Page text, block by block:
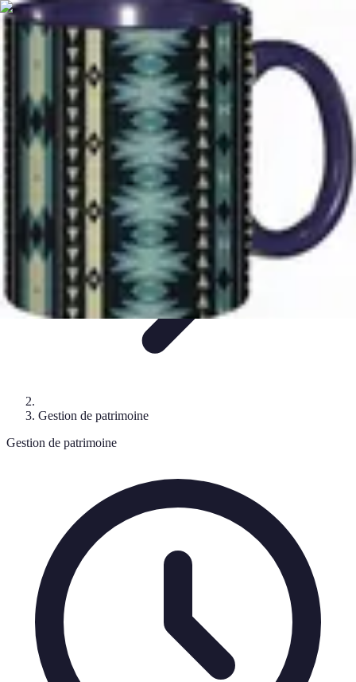
Patrimoine Optimal
Stratégies de PatrimoineStratégies d'Investissement
Conseils de gestion Investissements
Patrimoine Optimal
Gestion de patrimoine
Gestion de patrimoine